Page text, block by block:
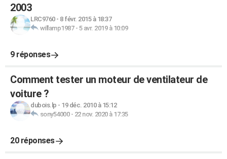
2003
LRC9760- 8 févr. 2015 à 18:37
willamp1987- 5 avr. 2019 à 10:09
9 réponses
Comment tester un moteur de ventilateur de
voiture ?
dubois.lp - 19 déc. 2010 à 15:12
sony54000- 22 nov. 2020 à 17:35
20 réponses